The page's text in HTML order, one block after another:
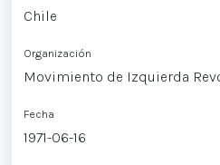
Chile
Organización
Movimiento de Izquierda
Fecha
1971-06-16